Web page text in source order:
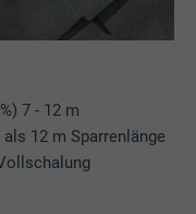
7 - 12 m
als 12 m Sparrenlänge